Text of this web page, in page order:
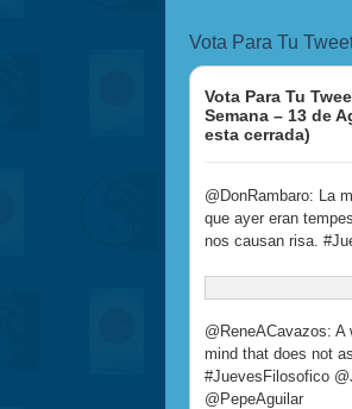
Vota Para Tu
Vota Para Tu
Semana – 13 de
esta cerrada)
@DonRambaro: La
que ayer eran
nos causan risa.
@ReneACavazos:
mind that does not
#JuevesFilosofico
@PepeAguilar